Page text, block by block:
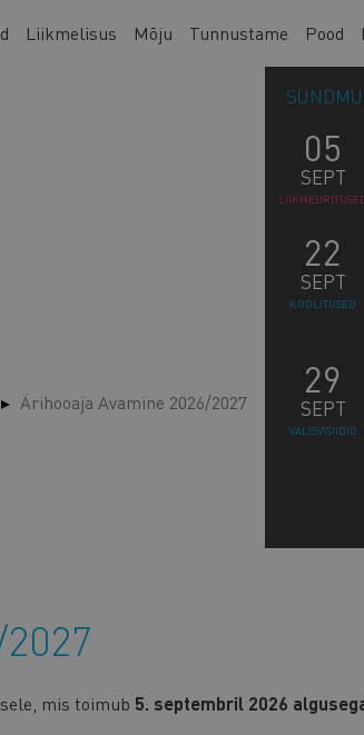
Liikmelisus Mõju Tunnustame Pood
05
SEPT
22
SEPT
KOOLITUSED
29
SEPT
VÄLISVISIIDID
Ärihooaja Avamine 2026/2027
mis toimub 5. septembril 2026